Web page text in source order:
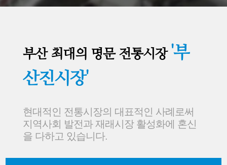
부산 최대의 명문 전통시장 '부
산진시장'
현대적인 전통시장의 대표적인 사례로써
지역사회 발전과 재래시장 활성화에 혼신
을 다하고 있습니다.